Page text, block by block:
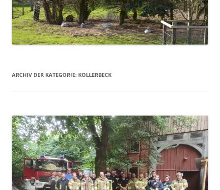
ARCHIV DER KATEGORIE: KOLLERBECK